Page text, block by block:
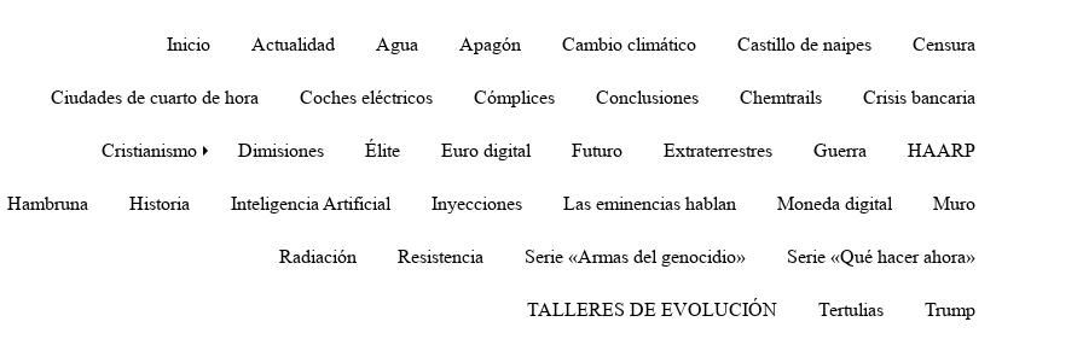
Inicio Actualidad Agua Apagón Cambio climático Castillo de naipes Censura
Ciudades de cuarto de hora Coches eléctricos Cómplices Conclusiones Chemtrails Crisis bancaria
Cristianismo Dimisiones Élite Euro digital Futuro Extraterrestres Guerra HAARP
Hambruna Historia Inteligencia Artificial Inyecciones Las eminencias hablan Moneda digital Muro
Radiación Resistencia Serie «Armas del genocidio» Serie «Qué hacer ahora»
TALLERES DE EVOLUCIÓN Tertulias Trump